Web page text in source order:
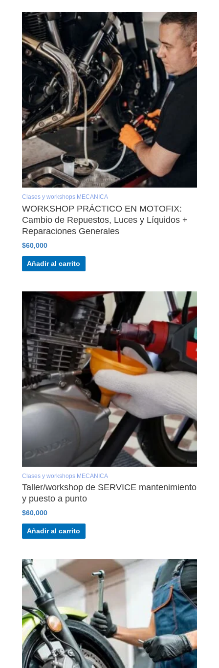
Clases y workshops MECANICA
WORKSHOP PRÁCTICO EN MOTOFIX:
Cambio de Repuestos, Luces y Líquidos +
Reparaciones Generales
$60,000
Añadir al carrito
Clases y workshops MECANICA
Taller/workshop de SERVICE mantenimiento
y puesto a punto
$60,000
Añadir al carrito